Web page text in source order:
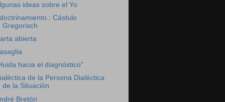
ideas sobre el Yo
Cástulo
Gregorisch
abierta
hacia el diagnóstico"
de la Persona Dialéctica
de la Situación
Bretón